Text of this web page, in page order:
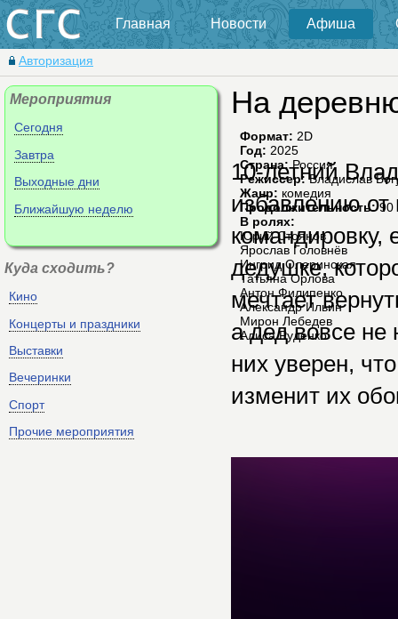
Главная Новости Афиша
Авторизация
Мероприятия
Сегодня
Завтра
Выходные дни
Ближайшую неделю
Куда сходить?
Кино
Концерты и праздники
Выставки
Вечеринки
Спорт
Прочие мероприятия
На
Формат: 2D
Год: 2025
Страна:Россия
Режиссер:Владислав
Жанр: комедия
Продолжительность:90
В ролях:
Юрий Стоянов
Ярослав Головнёв
Ингрид Олеринская
Татьяна Орлова
Антон Филипенко
Александр Ильин
Мирон Лебедев
Алиса Руденко
10-летний
избавлению от
командировку,
дедушке,
мечтает
а дед вовсе не
них уверен,
изменит их